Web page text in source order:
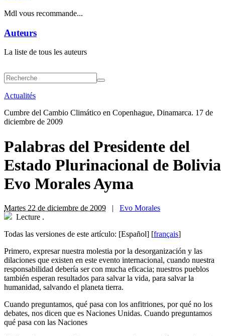
Mdl vous recommande...
Auteurs
La liste de tous les auteurs
Actualités
Cumbre del Cambio Climático en Copenhague, Dinamarca. 17 de
diciembre de 2009
Palabras del Presidente del
Estado Plurinacional de Bolivia
Evo Morales Ayma
Martes 22 de diciembre de 2009 | Evo Morales
Lecture .
Todas las versiones de este artículo: [Español] [français]
Primero, expresar nuestra molestia por la desorganización y las
dilaciones que existen en este evento internacional, cuando nuestra
responsabilidad debería ser con mucha eficacia; nuestros pueblos
también esperan resultados para salvar la vida, para salvar la
humanidad, salvando el planeta tierra.
Cuando preguntamos, qué pasa con los anfitriones, por qué no los
debates, nos dicen que es Naciones Unidas. Cuando preguntamos
qué pasa con las Naciones